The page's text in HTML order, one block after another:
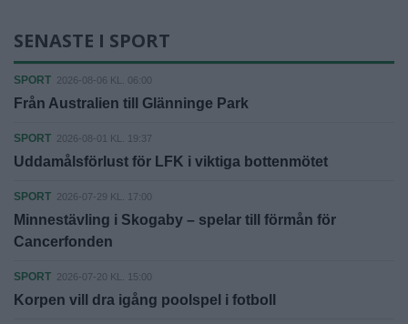
SENASTE I SPORT
SPORT 2026-08-06 KL. 06:00
Från Australien till Glänninge Park
SPORT 2026-08-01 KL. 19:37
Uddamålsförlust för LFK i viktiga bottenmötet
SPORT 2026-07-29 KL. 17:00
Minnestävling i Skogaby – spelar till förmån för
Cancerfonden
SPORT 2026-07-20 KL. 15:00
Korpen vill dra igång poolspel i fotboll